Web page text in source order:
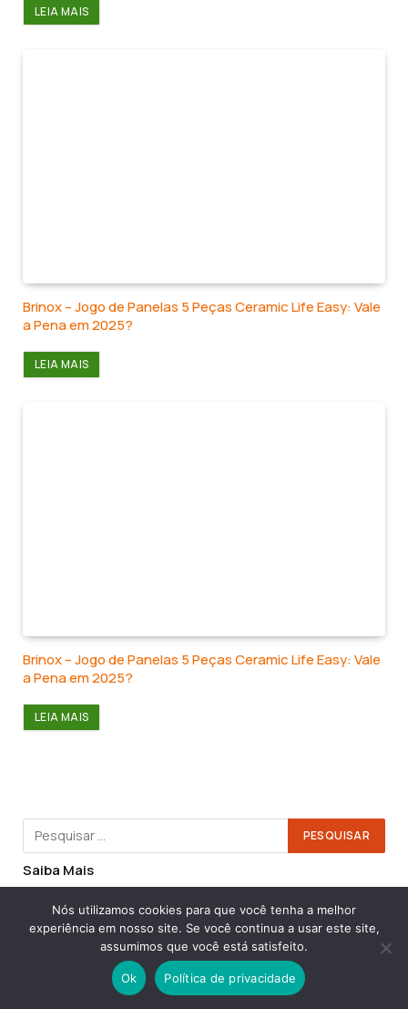
LEIA MAIS
Brinox – Jogo de Panelas 5 Peças Ceramic Life Easy: Vale
a Pena em 2025?
LEIA MAIS
Brinox – Jogo de Panelas 5 Peças Ceramic Life Easy: Vale
a Pena em 2025?
LEIA MAIS
Saiba Mais
NOVIDADES
Bife com Molho de Pimenta Suave
Nós utilizamos cookies para que você tenha a melhor
experiência em nosso site. Se você continua a usar este site,
assumimos que você está satisfeito.
Ok Política de privacidade